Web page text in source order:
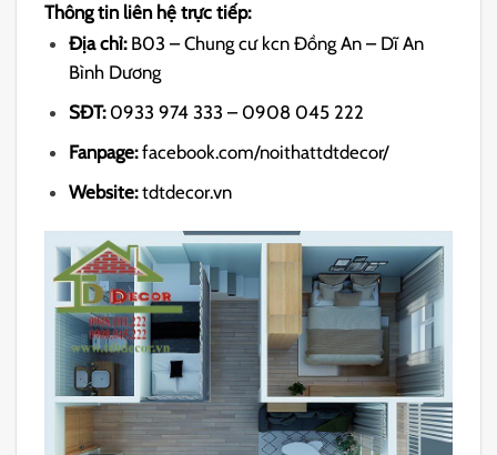
Thông tin liên hệ trực tiếp:
Địa chỉ: B03 – Chung cư kcn Đồng An – Dĩ An
Bình Dương
SĐT: 0933 974 333 – 0908 045 222
Fanpage:facebook.com/noithattdtdecor/
Website:tdtdecor.vn